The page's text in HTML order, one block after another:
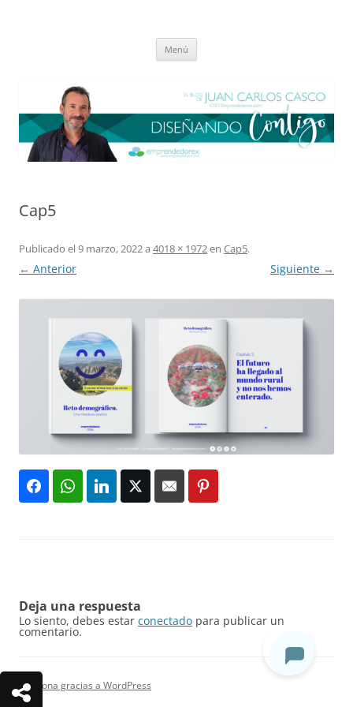
Menú
Cap5
Publicado el9 marzo, 2022a 4018 × 1972en Cap5.
← Anterior Siguiente →
Deja una respuesta
Lo siento, debes estar conectado para publicar un
comentario.
Funciona gracias a WordPress